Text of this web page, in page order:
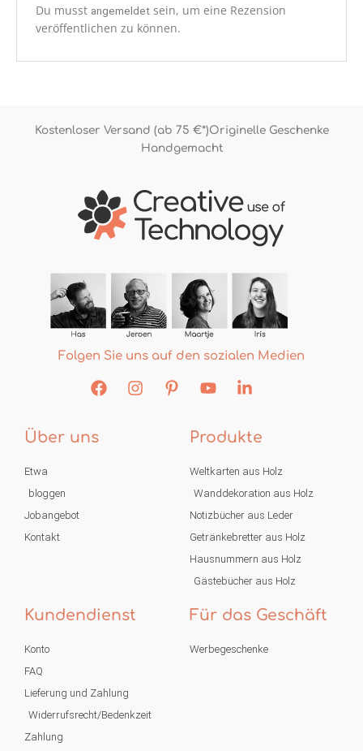
Du musst angemeldetsein, um eine Rezension
veröffentlichen zu können.
Kostenloser Versand (ab 75 €*)Originelle Geschenke
Handgemacht
Folgen Sie uns auf den sozialen Medien
Über uns
Etwa
bloggen
Jobangebot
Kontakt
Produkte
Weltkarten aus Holz
Wanddekoration aus Holz
Notizbücher aus Leder
Getränkebretter aus Holz
Hausnummern aus Holz
Gästebücher aus Holz
Kundendienst
Konto
FAQ
Lieferung und Zahlung
Widerrufsrecht/Bedenkzeit
Zahlung
Für das Geschäft
Werbegeschenke